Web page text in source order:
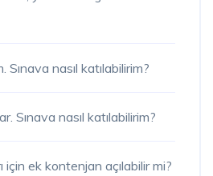
Sınava nasıl katılabilirim?
Sınava nasıl katılabilirim?
için ek kontenjan açılabilir mi?